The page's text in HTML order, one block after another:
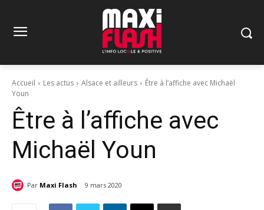
Accueil Les actus Alsace et ailleurs
Être à l’affiche avec Michaël
Youn
Être à l’affiche avec
Michaël Youn
Par Maxi Flash 9 mars 2020